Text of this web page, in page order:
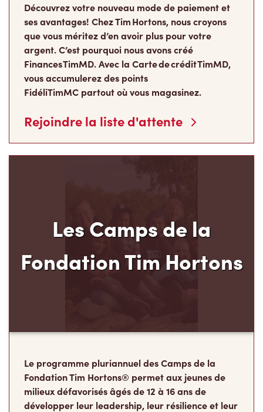
Découvrez votre nouveau mode de paiement et
ses avantages! Chez Tim Hortons, nous croyons
que vous méritez d’en avoir plus pour votre
argent. C’est pourquoi nous avons créé
Finances TimMD. Avec la Carte de crédit TimMD,
vous accumulerez des points
FidéliTimMC partout où vous magasinez.
Rejoindre la liste d'attente
Les Camps de la
Fondation Tim Hortons
Le programme pluriannuel des Camps de la
Fondation Tim Hortons® permet aux jeunes de
milieux défavorisés âgés de 12 à 16 ans de
développer leur leadership, leur résilience et leur